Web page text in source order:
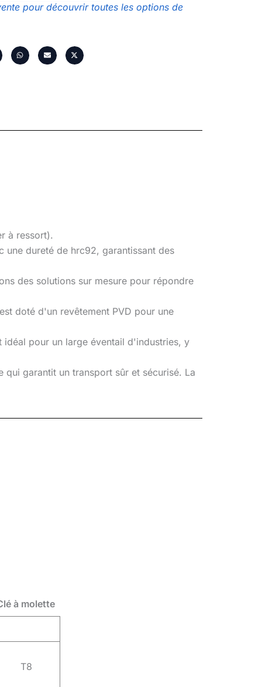
pour découvrir toutes les options de
à ressort).
dureté de hrc92, garantissant des
des solutions sur mesure pour répondre
doté d'un revêtement PVD pour une
pour un large éventail d'industries, y
garantit un transport sûr et sécurisé. La
à molette
T8